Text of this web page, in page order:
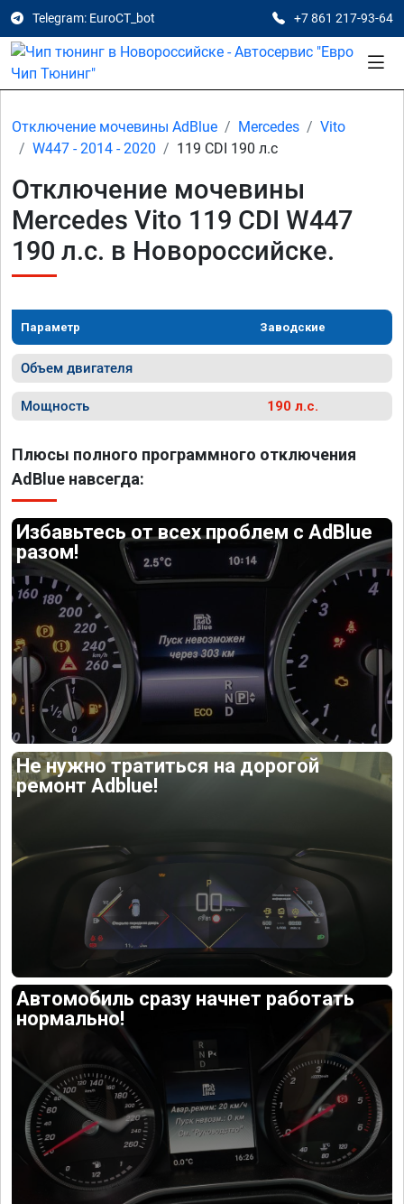
Telegram: EuroCT_bot +7 861 217-93-64
Отключение мочевины AdBlue Mercedes
Vito
W447 - 2014 - 2020
119 CDI 190 л.с
Отключение мочевины
Mercedes Vito 119 CDI W447
190 л.с. в Новороссийске.
Параметр Заводские
Объем двигателя
Мощность 190 л.с.
Плюсы полного программного отключения
AdBlue навсегда:
Избавьтесь от всех проблем с AdBlue
разом!
Не нужно тратиться на дорогой
ремонт Adblue!
Автомобиль сразу начнет работать
нормально!